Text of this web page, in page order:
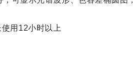
用 12小时以上